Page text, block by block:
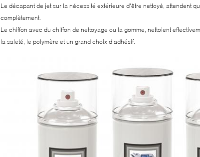
Le décapant de jet sur la nécessité extérieure d'être nettoyé, attendent
complètement.
Le chiffon avec du chiffon de nettoyage ou la gomme, nettoient
la saleté, le polymère et un grand choix d'adhésif.